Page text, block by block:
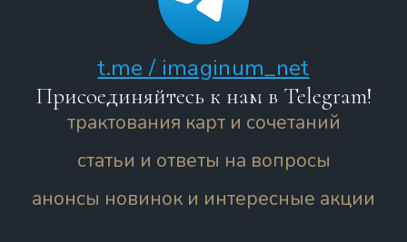
t.me / imaginum_net
Присоединяйтесь к нам в Telegram!
трактования карт и сочетаний
статьи и ответы на вопросы
анонсы новинок и интересные акции